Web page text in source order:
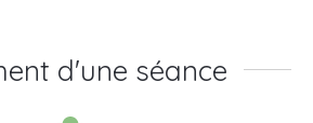
d'une séance